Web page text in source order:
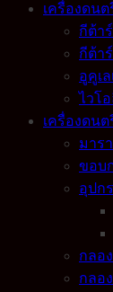
เครื่องดนต
กีต้า
กีต้า
อูคูเล
ไวโ
เครื่องดน
มาร
ขอบ
อุปก
กลอ
กลอ